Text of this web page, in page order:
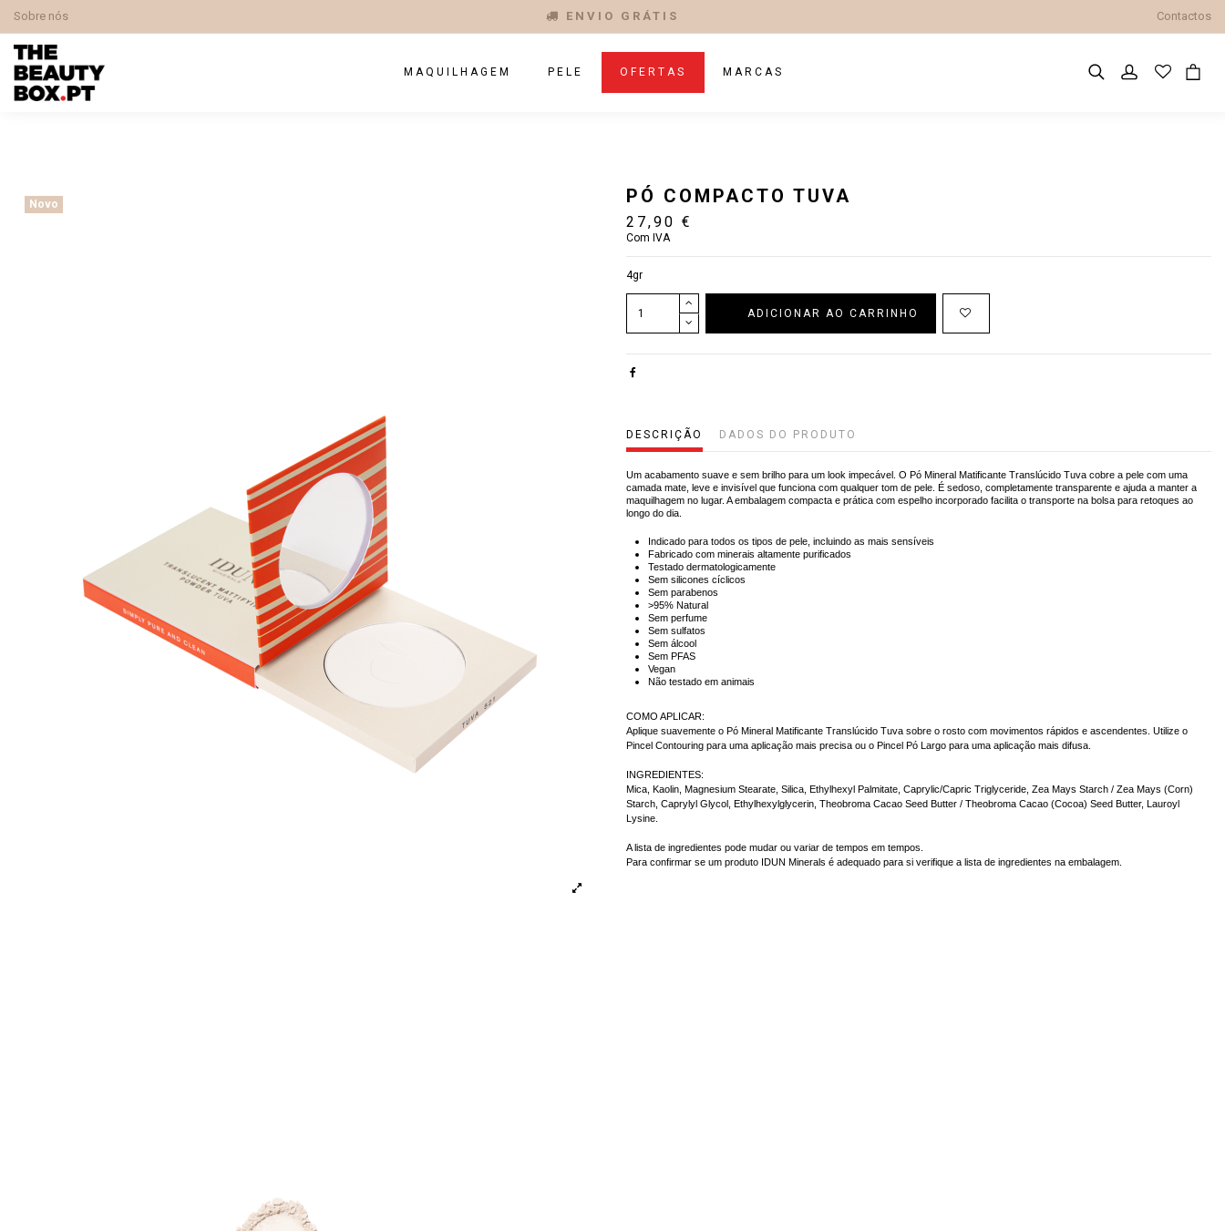
Sobre nós ENVIO GRÁTIS Contactos
MAQUILHAGEM PELE OFERTAS MARCAS
Novo PÓ COMPACTO TUVA
27,90 €
Com IVA
4gr
ADICIONAR AO CARRINHO
DESCRIÇÃO DADOS DO PRODUTO
Um acabamento suave e sem brilho para um look impecável. O Pó Mineral Matificante Translúcido Tuva cobre a pele com uma
camada mate, leve e invisível que funciona com qualquer tom de pele. É sedoso, completamente transparente e ajuda a manter a
maquilhagem no lugar. A embalagem compacta e prática com espelho incorporado facilita o transporte na bolsa para retoques ao
longo do dia.
Indicado para todos os tipos de pele, incluindo as mais sensíveis
Fabricado com minerais altamente purificados
Testado dermatologicamente
Sem silicones cíclicos
Sem parabenos
>95% Natural
Sem perfume
Sem sulfatos
Sem álcool
Sem PFAS
Vegan
Não testado em animais
COMO APLICAR:
Aplique suavemente o Pó Mineral Matificante Translúcido Tuva sobre o rosto com movimentos rápidos e ascendentes. Utilize o
Pincel Contouring para uma aplicação mais precisa ou o Pincel Pó Largo para uma aplicação mais difusa.
INGREDIENTES:
Mica, Kaolin, Magnesium Stearate, Silica, Ethylhexyl Palmitate, Caprylic/Capric Triglyceride, Zea Mays Starch / Zea Mays (Corn)
Starch, Caprylyl Glycol, Ethylhexylglycerin, Theobroma Cacao Seed Butter / Theobroma Cacao (Cocoa) Seed Butter, Lauroyl
Lysine.
A lista de ingredientes pode mudar ou variar de tempos em tempos.
Para confirmar se um produto IDUN Minerals é adequado para si verifique a lista de ingredientes na embalagem.